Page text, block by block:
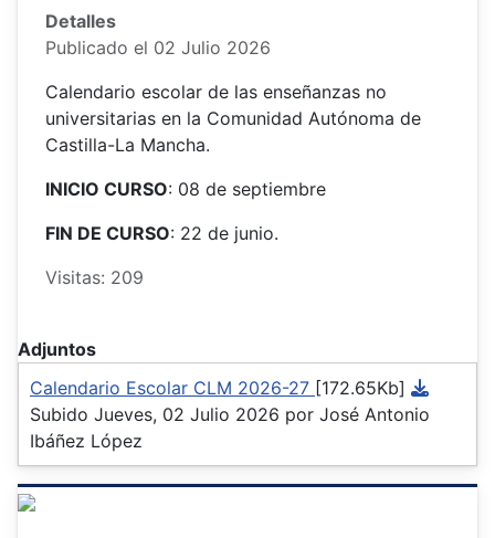
Detalles
Publicado el 02 Julio 2026
Calendario escolar de las enseñanzas no
universitarias en la Comunidad Autónoma de
Castilla-La Mancha.
INICIO CURSO: 08 de septiembre
FIN DE CURSO: 22 de junio.
Visitas: 209
Adjuntos
Calendario Escolar CLM 2026-27 [172.65Kb]
Subido Jueves, 02 Julio 2026 por José Antonio
Ibáñez López